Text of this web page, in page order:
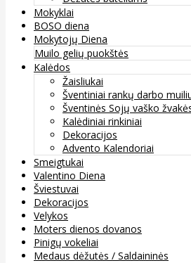
Mokyklai
BOSO diena
Mokytojų Diena
Muilo gelių puokštės
Kalėdos
Žaisliukai
Šventiniai rankų darbo
Šventinės Sojų vaško
Kalėdiniai rinkiniai
Dekoracijos
Advento Kalendoriai
Smeigtukai
Valentino Diena
Šviestuvai
Dekoracijos
Velykos
Moters dienos dovanos
Pinigų vokeliai
Medaus dėžutės / Saldaininės